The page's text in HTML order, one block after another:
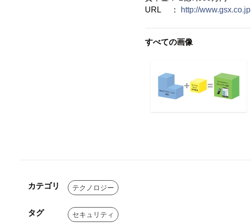
URL ：
http://www.gsx.co.jp
すべての画像
カテゴリ テクノロジー
タグ セキュリティ